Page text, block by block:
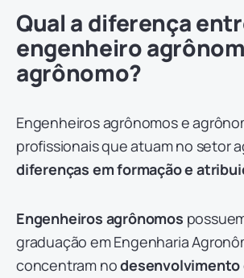
Qual a diferença
engenheiro
agrônomo?
Engenheiros agrônomos e
profissionais que atuam no setor
diferenças em formação e
Engenheiros agrônomos
graduação em Engenharia
concentram nodesenvolvimento